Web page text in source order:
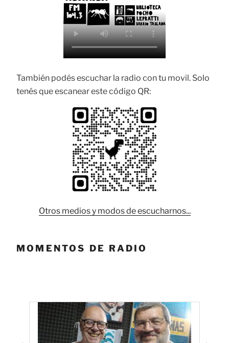
También podés escuchar la radio con tu movil. Solo
tenés que escanear este código QR:
Otros medios y modos de escucharnos...
MOMENTOS DE RADIO